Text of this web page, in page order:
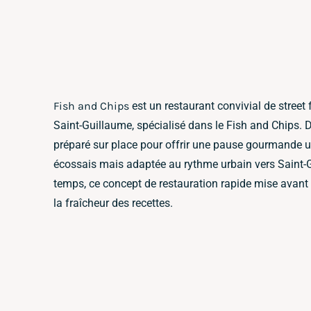
Fish and Chips est un restaurant convivial de
Saint-Guillaume, spécialisé dans le Fish and Chips.
préparé sur place pour offrir une pause gourmande
écossais mais adaptée au rythme urbain vers Saint-
temps, ce concept de restauration rapide mise
la fraîcheur des recettes.